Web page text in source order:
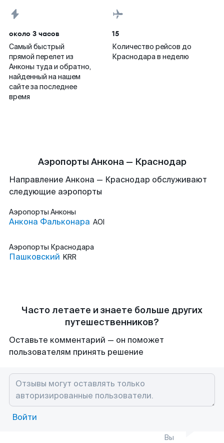
около 3 часов
Самый быстрый
прямой перелет из
Анконы туда и обратно,
найденный на нашем
сайте за последнее
время
15
Количество рейсов до
Краснодара в неделю
Аэропорты Анкона — Краснодар
Направление Анкона — Краснодар обслуживают
следующие аэропорты
Аэропорты Анконы
Анкона Фальконара AOI
Аэропорты Краснодара
Пашковский KRR
Часто летаете и знаете больше других
путешественников?
Оставьте комментарий — он поможет
пользователям принять решение
Войти
Вы